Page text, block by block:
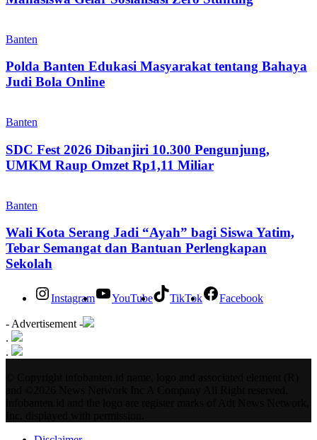
Banten
Polda Banten Edukasi Masyarakat tentang Bahaya
Judi Bola Online
Banten
SDC Fest 2026 Dibanjiri 10.300 Pengunjung,
UMKM Raup Omzet Rp1,11 Miliar
Banten
Wali Kota Serang Jadi “Ayah” bagi Siswa Yatim,
Tebar Semangat dan Bantuan Perlengkapan
Sekolah
Instagram YouTube TikTok Facebook
- Advertisement -
.
.